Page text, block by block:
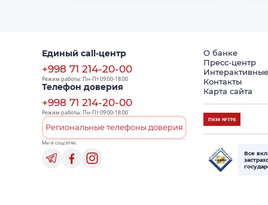
Единый call-центр
+998 71 214-20-00
Режим работы: Пн-Пт 09:00-18:00
Телефон доверия
+998 71 214-20-00
Режим работы: Пн-Пт 09:00-18:00
Региональные телефоны доверия
Мы в соцсетях:
О банке
Пресс-центр
Контакты
Карта сайта
Все